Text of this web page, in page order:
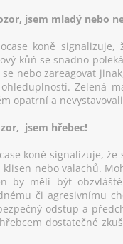
jsem mladý nebo
koně
kůň se snadno
nebo zareagovat
Zelená
opatrní a
jsem hřebec!
koně signalizuje,
nebo valachů.
by měli být
či agresivnímu
odstup a
dostatečné